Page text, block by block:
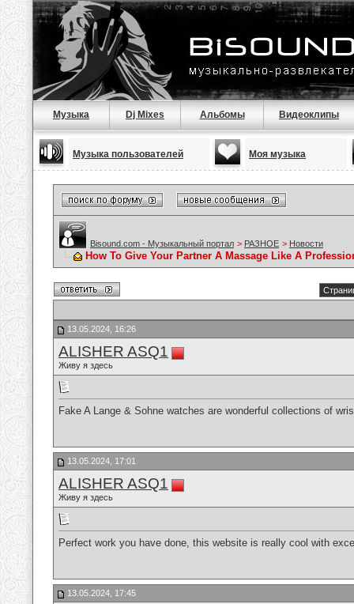
Музыка Dj Mixes Альбомы Видеоклипы
Музыка пользователей Моя музыка
Bisound.com - Музыкальный портал > РАЗНОЕ > Новости
How To Give Your Partner A Massage Like A
13.05.2024, 16:26
ALISHER ASQ1
Живу я здесь
Fake A Lange & Sohne watches are wonderful collections of
13.05.2024, 17:01
ALISHER ASQ1
Живу я здесь
Perfect work you have done, this website is really cool with
13.05.2024, 17:45